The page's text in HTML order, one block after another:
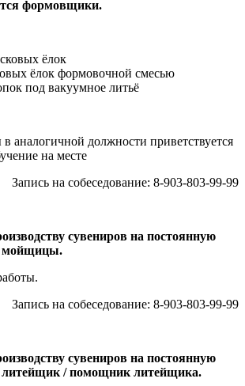
формовщики.
ёлок
ёлок формовочной смесью
под вакуумное литьё
аналогичной должности приветствуется
на месте
Запись на собеседование: 8-903-803-99-99
сувениров на постоянную
мойщицы.
Запись на собеседование: 8-903-803-99-99
сувениров на постоянную
литейщик / помощник литейщика.